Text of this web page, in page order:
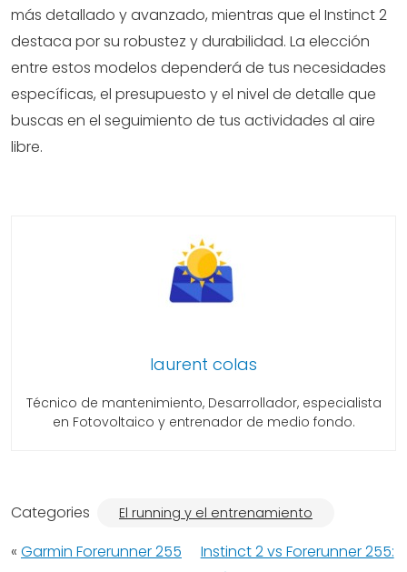
más detallado y avanzado, mientras que el Instinct 2
destaca por su robustez y durabilidad. La elección
entre estos modelos dependerá de tus necesidades
específicas, el presupuesto y el nivel de detalle que
buscas en el seguimiento de tus actividades al aire
libre.
laurent colas
Técnico de mantenimiento, Desarrollador, especialista
en Fotovoltaico y entrenador de medio fondo.
Categories El running y el entrenamiento
« Garmin Forerunner 255
Instinct 2 vs Forerunner 255: